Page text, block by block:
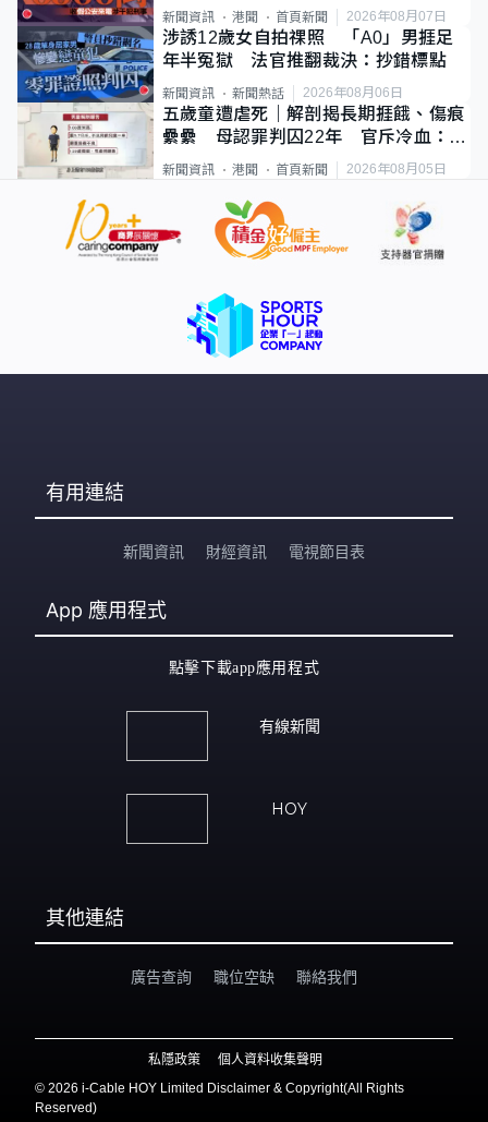
新聞資訊 港聞 首頁新聞 2026年08月07日
涉誘12歲女自拍祼照 「A0」男捱足
年半冤獄 法官推翻裁決：抄錯標點
新聞資訊 新聞熱話 2026年08月06日
五歲童遭虐死｜解剖揭長期捱餓、傷痕
纍纍 母認罪判囚22年 官斥冷血：同
類案最惡劣
新聞資訊 港聞 首頁新聞 2026年08月05日
有用連結
新聞資訊 財經資訊 電視節目表
App 應用程式
點擊下載app應用程式
有線新聞
HOY
其他連結
廣告查詢 職位空缺 聯絡我們
私隱政策
個人資料收集聲明
© 2026 i-Cable HOY Limited Disclaimer & Copyright(All Rights
Reserved)